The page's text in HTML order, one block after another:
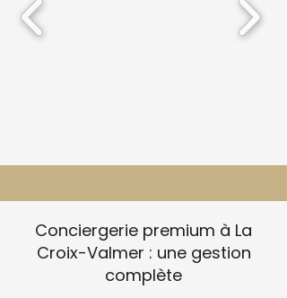
Conciergerie premium à La
Croix-Valmer : une gestion
complète